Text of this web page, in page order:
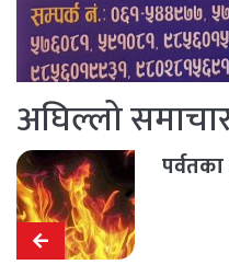
अघिल्लो